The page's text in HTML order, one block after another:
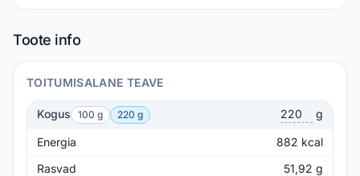
Toote info
TOITUMISALANE TEAVE
Kogus 100 g 220 g g
Energia 882 kcal
Rasvad
51,92 g